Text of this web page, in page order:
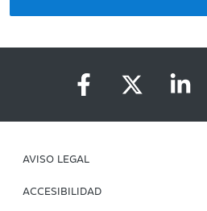
AVISO LEGAL
ACCESIBILIDAD